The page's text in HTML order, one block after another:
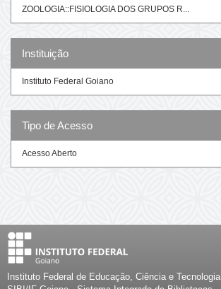
ZOOLOGIA::FISIOLOGIA DOS GRUPOS R...
Instituição
Instituto Federal Goiano
Tipo de Acesso
Acesso Aberto
Instituto Federal de Educação, Ciência e